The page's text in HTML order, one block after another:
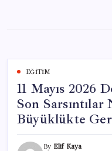
content
EĞITIM
11 Mayıs 2026
Son
Büyüklükte
By Elif Kaya